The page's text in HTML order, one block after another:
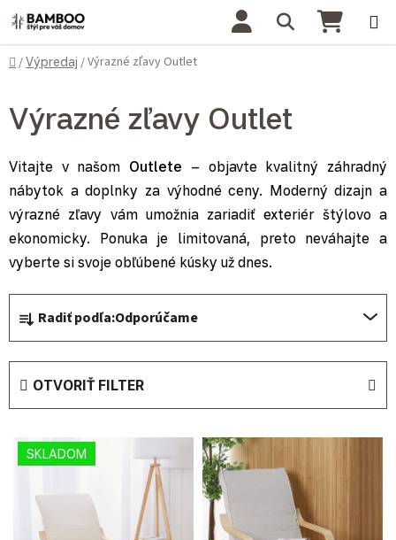
Prejsť na obsah Hľadať
Domov
/Výpredaj /Výrazné zľavy Outlet
Výrazné zľavy Outlet
Vitajte v našom Outlete – objavte kvalitný záhradný
nábytok a doplnky za výhodné ceny. Moderný dizajn a
výrazné zľavy vám umožnia zariadiť exteriér štýlovo a
ekonomicky. Ponuka je limitovaná, preto neváhajte a
vyberte si svoje obľúbené kúsky už dnes.
Radiť podľa:Odporúčame
OTVORIŤ FILTER
Výpis produktov
SKLADOM